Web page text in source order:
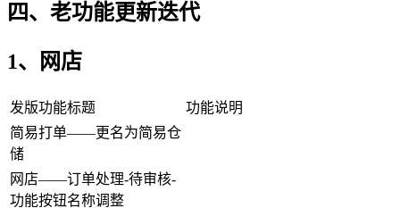
四、老功能更新迭代
1、网店
发版功能标题
功能说明
简易打单——更名为简易仓
储
网店——订单处理-待审核-
功能按钮名称调整